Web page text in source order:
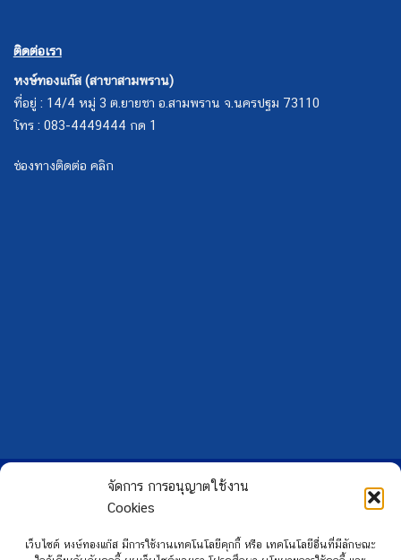
จัดการ การอนุญาตใช้งาน
Cookies
เว็บไซต์ หงษ์ทองแก๊ส มีการใช้งานเทคโนโลยีคุกกี้ หรือ เทคโนโลยีอื่นที่มีลักษณะ
ติดต่อเรา
หงษ์ทองแก๊ส (สาขาสามพราน)
ที่อยู่ : 14/4 หมู่ 3 ต.ยายชา อ.สามพราน จ.นครปฐม 73110
โทร : 083-4449444 กด 1
ช่องทางติดต่อ คลิก
Copyright 2026 © Hongtong Auto Gas